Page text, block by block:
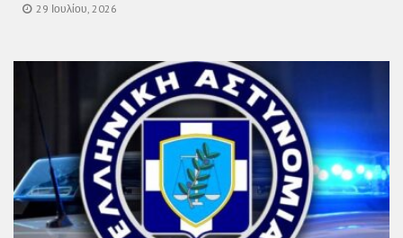
29 Ιουλίου, 2026